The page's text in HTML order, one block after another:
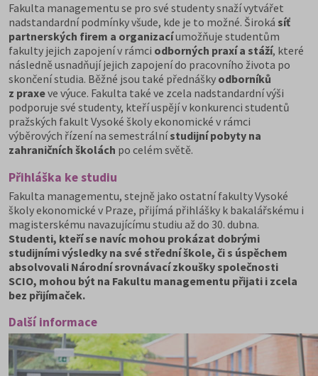
Fakulta managementu se pro své studenty snaží vytvářet
nadstandardní podmínky všude, kde je to možné. Široká síť
partnerských firem a organizacíumožňuje studentům
fakulty jejich zapojení v rámci odborných praxí a stáží, které
následně usnadňují jejich zapojení do pracovního života po
skončení studia. Běžné jsou také přednášky odborníků
z praxeve výuce. Fakulta také ve zcela nadstandardní výši
podporuje své studenty, kteří uspějí v konkurenci studentů
pražských fakult Vysoké školy ekonomické v rámci
výběrových řízení na semestrálnístudijní pobyty na
zahraničních školách po celém světě.
Přihláška ke studiu
Fakulta managementu, stejně jako ostatní fakulty Vysoké
školy ekonomické v Praze, přijímá přihlášky k bakalářskému i
magisterskému navazujícímu studiu až do 30. dubna.
Studenti, kteří se navíc mohou prokázat dobrými
studijními výsledky na své střední škole, či s úspěchem
absolvovali Národní srovnávací zkoušky společnosti
SCIO, mohou být na Fakultu managementu přijati i zcela
bez přijímaček.
Další informace